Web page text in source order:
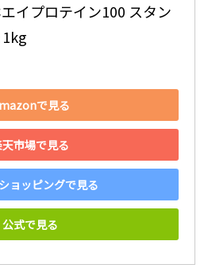
イプロテイン100 スタン
で見る
市場で見る
ョッピングで見る
公式で見る